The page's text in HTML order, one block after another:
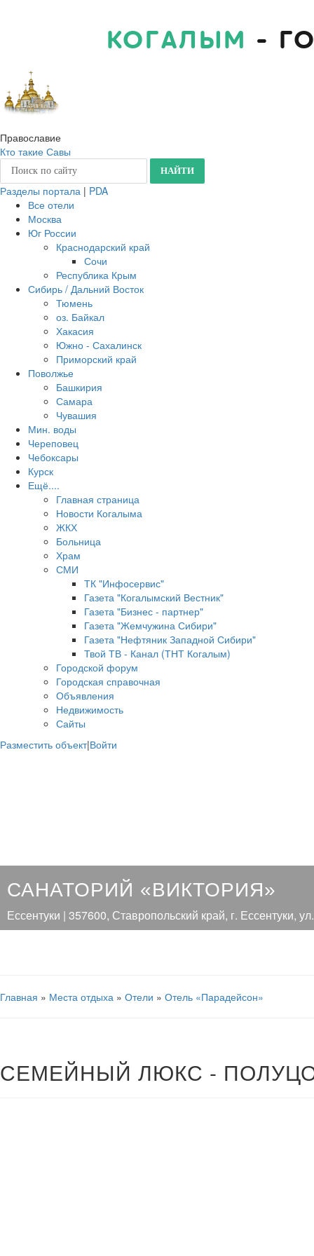
КОГАЛЫМ -
Православие
Кто такие Савы
Разделы портала | PDA
Все отели
Москва
Юг России
Краснодарский край
Сочи
Республика Крым
Сибирь / Дальний Восток
Тюмень
оз. Байкал
Хакасия
Южно - Сахалинск
Приморский край
Поволжье
Башкирия
Самара
Чувашия
Мин. воды
Череповец
Чебоксары
Курск
Ещё....
Главная страница
Новости Когалыма
ЖКХ
Больница
Храм
СМИ
ТК "Инфосервис"
Газета "Когалымский Вестник"
Газета "Бизнес - партнер"
Газета "Жемчужина Сибири"
Газета "Нефтяник Западной Сибири"
Твой ТВ - Канал (ТНТ Когалым)
Городской форум
Городская справочная
Объявления
Недвижимость
Сайты
Разместить объект|Войти
САНАТОРИЙ «ВИКТОРИЯ»
Ессентуки | 357600, Ставропольский край, г. Ессентуки,
Главная » Места отдыха » Отели » Отель «Парадейсон»
СЕМЕЙНЫЙ ЛЮКС -